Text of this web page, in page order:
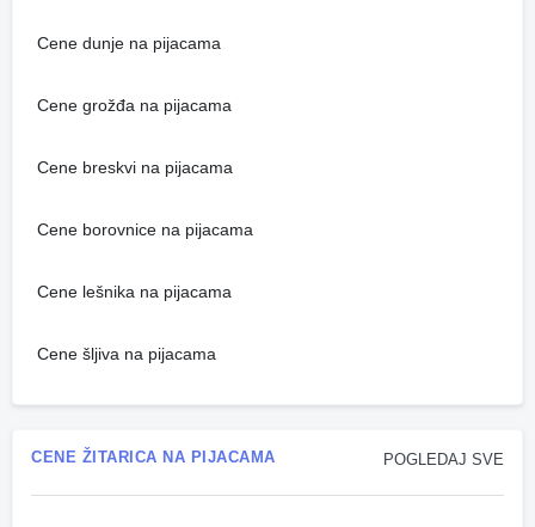
Cene dunje na pijacama
Cene grožđa na pijacama
Cene breskvi na pijacama
Cene borovnice na pijacama
Cene lešnika na pijacama
Cene šljiva na pijacama
POGLEDAJ SVE
CENE ŽITARICA NA PIJACAMA